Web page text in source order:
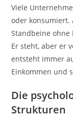
Viele
oder konsumiert.
Standbeine ohne
Er steht, aber er
entsteht immer
Einkommen und
Die
Strukturen